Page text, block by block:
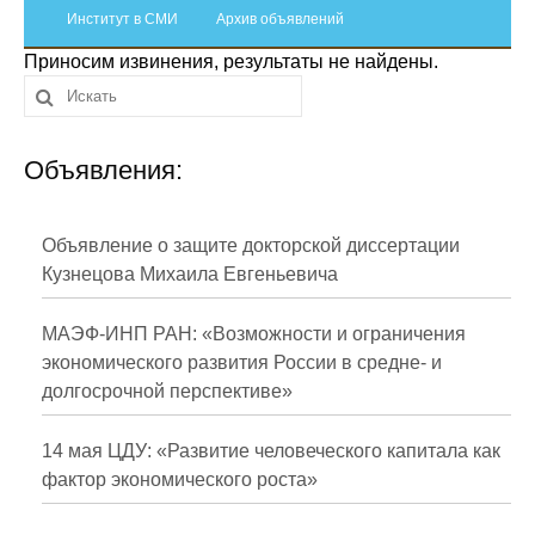
Отчетность
Противодействие коррупции
Материалы для СМИ
Публикации
Научная жизнь
Проблемы прогнозирования
О журнале
Номера журналов
Институт в СМИ Архив объявлений
Приносим извинения, результаты не найдены.
Объявления:
Объявление о защите докторской диссертации
Кузнецова Михаила Евгеньевича
МАЭФ-ИНП РАН: «Возможности и ограничения
экономического развития России в средне- и
долгосрочной перспективе»
14 мая ЦДУ: «Развитие человеческого капитала как
фактор экономического роста»